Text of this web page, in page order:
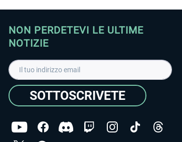
NON PERDETEVI LE ULTIME
NOTIZIE
SOTTOSCRIVETE